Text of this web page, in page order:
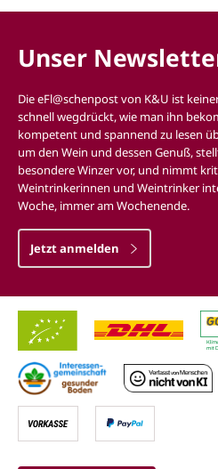
Unser
Die eFl@schenpost von K&U ist
schnell wegdrückt, wie man ihn
kompetent und spannend zu lesen
um den Wein und dessen Genuß,
besondere Winzer vor, und nimmt
Weintrinkerinnen und Weintrinker
Woche, immer am Wochenende.
Jetzt anmelden